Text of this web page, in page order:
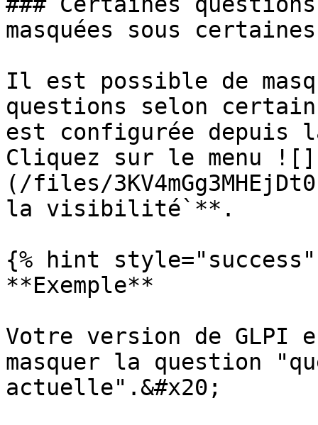
masquées sous
Il est possible de
questions selon
est configurée depuis
Cliquez sur le menu ![]
(/files/
la visibilité`**.
{% hint style="success"
**Exemple**
Votre version de
masquer la question
actuelle".&#x20;